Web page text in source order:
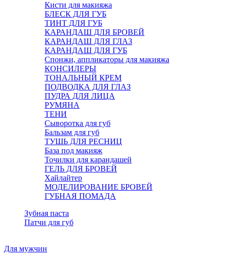
Кисти для макияжа
БЛЕСК ДЛЯ ГУБ
ТИНТ ДЛЯ ГУБ
КАРАНДАШ ДЛЯ БРОВЕЙ
КАРАНДАШ ДЛЯ ГЛАЗ
КАРАНДАШ ДЛЯ ГУБ
Спонжи, аппликаторы для макияжа
КОНСИЛЕРЫ
ТОНАЛЬНЫЙ КРЕМ
ПОДВОДКА ДЛЯ ГЛАЗ
ПУДРА ДЛЯ ЛИЦА
РУМЯНА
ТЕНИ
Сыворотка для губ
Бальзам для губ
ТУШЬ ДЛЯ РЕСНИЦ
База под макияж
Точилки для карандашей
ГЕЛЬ ДЛЯ БРОВЕЙ
Хайлайтер
МОДЕЛИРОВАНИЕ БРОВЕЙ
ГУБНАЯ ПОМАДА
Зубная паста
Патчи для губ
Для мужчин